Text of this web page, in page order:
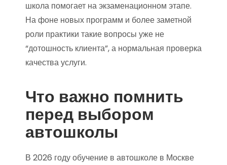
школа помогает на экзаменационном этапе.
На фоне новых программ и более заметной
роли практики такие вопросы уже не
“дотошность клиента”, а нормальная проверка
качества услуги.
Что важно помнить
перед выбором
автошколы
В 2026 году обучение в автошколе в Москве